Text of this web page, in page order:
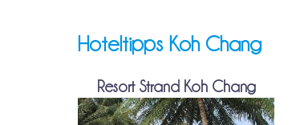
Hoteltipps Koh Chang
Resort Strand Koh Chang